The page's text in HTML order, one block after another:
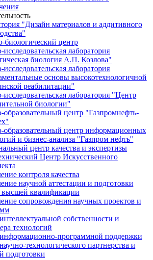
"Дизайн материалов и аддитивного
биологический центр
лаборатория
биология А.П. Козлова"
лаборатория
основы высокотехнологичной
реабилитации"
исследовательская лаборатория "Центр
биологии"
образовательный центр "Газпромнефть-
образовательный центр информационных
и бизнес-анализа "Газпром нефть"
центр качества и экспертизы
Центр Искусственного
контроля качества
научной аттестации и подготовки
высшей квалификации
сопровождения научных проектов и
собственности и
технологий
программной поддержки
технологического партнерства и
подготовки